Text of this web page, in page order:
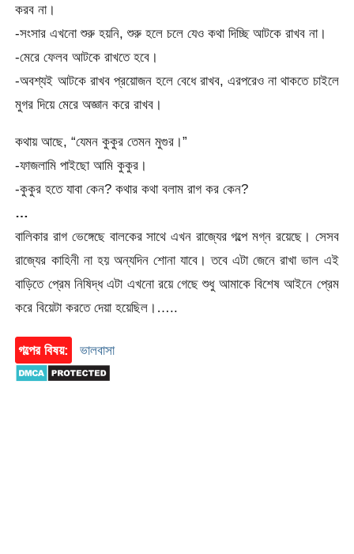
করব না।
-সংসার এখনো শুরু হয়নি, শুরু হলে চলে যেও কথা দিচ্ছি আটকে রাখব না।
-মেরে ফেলব আটকে রাখতে হবে।
-অবশ্যই আটকে রাখব প্রয়োজন হলে বেধে রাখব, এরপরেও না থাকতে চাইলে
মুগর দিয়ে মেরে অজ্ঞান করে রাখব।
কথায় আছে, “যেমন কুকুর তেমন মুগুর।”
-ফাজলামি পাইছো আমি কুকুর।
-কুকুর হতে যাবা কেন? কথার কথা বলাম রাগ কর কেন?
…
বালিকার রাগ ভেঙ্গেছে বালকের সাথে এখন রাজ্যের গল্পে মগ্ন রয়েছে। সেসব
রাজ্যের কাহিনী না হয় অন্যদিন শোনা যাবে। তবে এটা জেনে রাখা ভাল এই
বাড়িতে প্রেম নিষিদ্ধ এটা এখনো রয়ে গেছে শুধু আমাকে বিশেষ আইনে প্রেম
করে বিয়েটা করতে দেয়া হয়েছিল।…..
গল্পের বিষয়: ভালবাসা